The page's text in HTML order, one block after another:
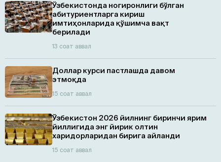
Ўзбекистонда ногиронлиги бўлган
абитуриентларга кириш
имтиҳонларида қўшимча вақт
берилади
13 соат аввал
Доллар курси пастлашда давом
этмоқда
15 соат аввал
Ўзбекистон 2026 йилнинг биринчи ярим
йиллигида энг йирик олтин
харидорларидан бирига айланди
15 соат аввал